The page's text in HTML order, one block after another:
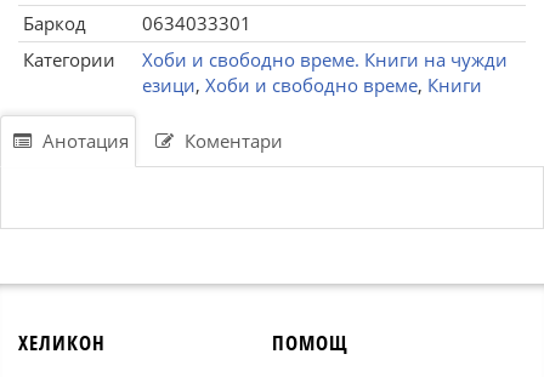
Баркод
0634033301
Категории
Хоби и свободно време. Книги на чужди
езици, Хоби и свободно време, Книги
Анотация Коментари
ХЕЛИКОН ПОМОЩ